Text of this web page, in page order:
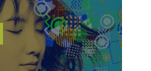
クリエイティブ